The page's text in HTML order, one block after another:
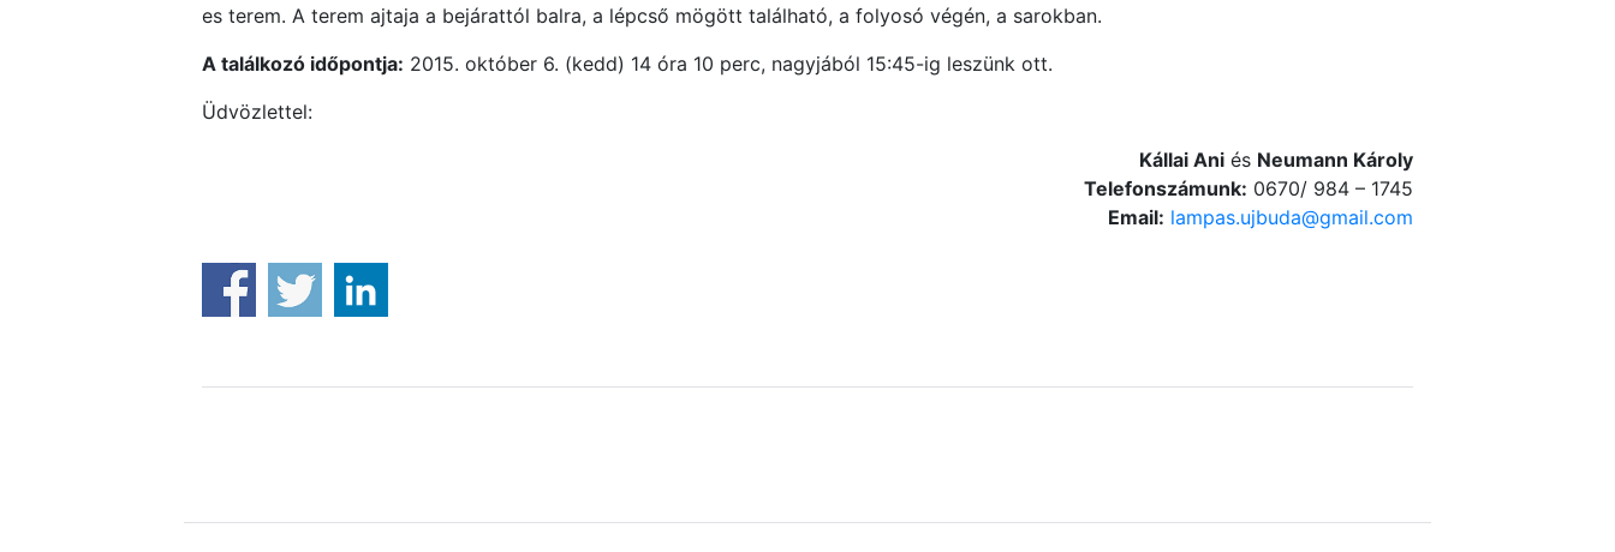
es terem. A terem ajtaja a bejárattól balra, a lépcső mögött található, a folyosó végén, a sarokban.
A találkozó időpontja: 2015. október 6. (kedd) 14 óra 10 perc, nagyjából 15:45-ig leszünk ott.
Üdvözlettel:
Kállai Ani és Neumann Károly
Telefonszámunk: 0670/ 984 – 1745
Email: lampas.ujbuda@gmail.com